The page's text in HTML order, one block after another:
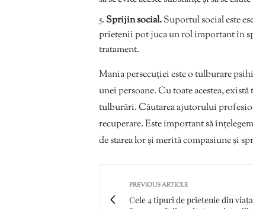
Sprijin social.Suportul social este
prietenii pot juca un rol important în
tratament.
Mania persecuției este o tulburare
unei persoane. Cu toate acestea,
tulburări. Căutarea ajutorului
recuperare. Este important să
de starea lor și merită compasiune și
PREVIOUS ARTICLE
Cele 4 tipuri de prietenie din